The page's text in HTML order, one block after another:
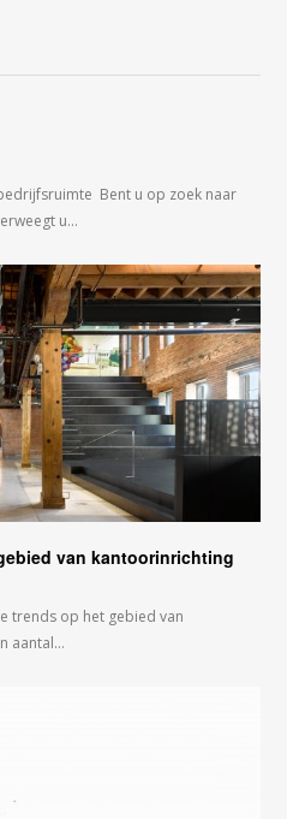
Bent u op zoek naar
u…
van kantoorinrichting
trends op het gebied van
aantal…